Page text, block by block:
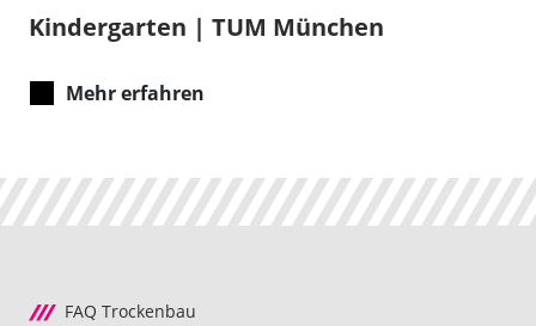
Kindergarten | TUM München
Mehr erfahren
FAQ Trockenbau